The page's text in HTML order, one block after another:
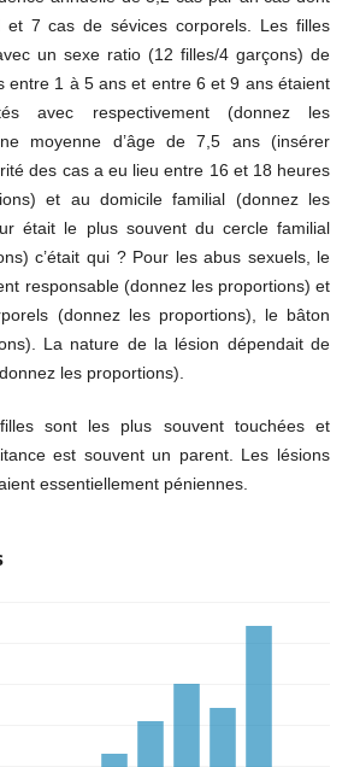
et 7 cas de sévices corporels. Les filles
un sexe ratio (12 filles/4 garçons) de
entre 1 à 5 ans et entre 6 et 9 ans étaient
avec respectivement (donnez les
moyenne d’âge de 7,5 ans (insérer
des cas a eu lieu entre 16 et 18 heures
et au domicile familial (donnez les
était le plus souvent du cercle familial
c’était qui ? Pour les abus sexuels, le
responsable (donnez les proportions) et
(donnez les proportions), le bâton
La nature de la lésion dépendait de
les proportions).
sont les plus souvent touchées et
est souvent un parent. Les lésions
essentiellement péniennes.